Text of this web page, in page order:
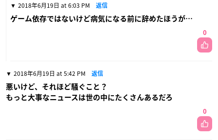
2018年6月19日 at 6:03 PM 返信
ゲーム依存ではないけど病気になる前に辞めたほうが…
0
2018年6月19日 at 5:42 PM 返信
悪いけど、それほど騒ぐこと？
もっと大事なニュースは世の中にたくさんあるだろ
0